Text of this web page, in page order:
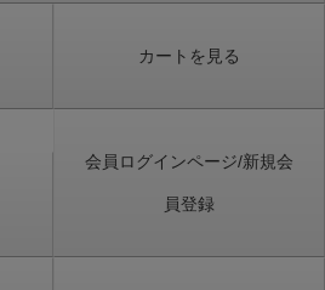
カートを見る
会員ログインページ/新規会
員登録